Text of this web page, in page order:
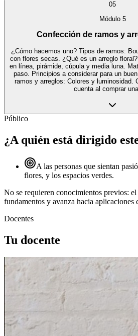
05
Módulo 5
Confección de ramos y
¿Cómo hacemos uno? Tipos de ramos:
con flores secas. ¿Qué es un arreglo
en línea, pirámide, cúpula y media luna.
paso. Principios a considerar para un
ramos y arreglos: Colores y luminosidad.
cuenta al comprar
Público
¿A quién está dirigido
A las personas que sientan
flores, y los espacios verdes.
No se requieren conocimientos previos:
fundamentos y avanza hacia aplicaciones
Docentes
Tu docente